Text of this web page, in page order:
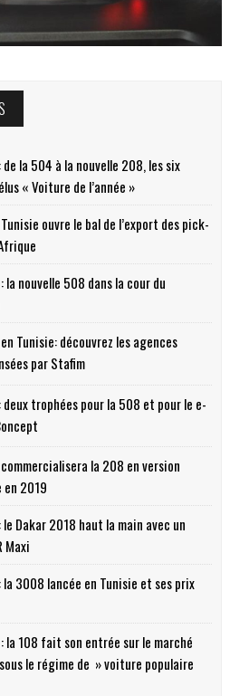
la 504 à la nouvelle 208, les six
« Voiture de l’année »
ouvre le bal de l’export des pick-
la nouvelle 508 dans la cour du
Tunisie: découvrez les agences
par Stafim
trophées pour la 508 et pour le e-
la 208 en version
en 2019
Dakar 2018 haut la main avec un
Maxi
3008 lancée en Tunisie et ses prix
la 108 fait son entrée sur le marché
le régime de » voiture populaire